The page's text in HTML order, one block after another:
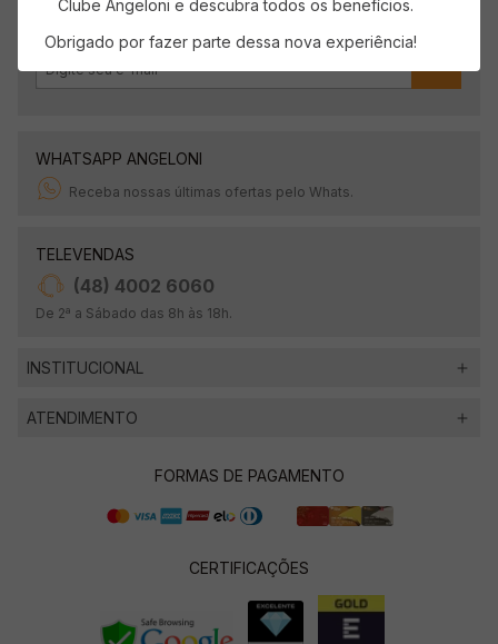
WHATSAPP ANGELONI
Receba nossas últimas ofertas pelo Whats.
TELEVENDAS
(48) 4002 6060
De 2ª a Sábado das 8h às 18h.
INSTITUCIONAL
ATENDIMENTO
FORMAS DE PAGAMENTO
CERTIFICAÇÕES
Clube Angeloni e descubra todos os benefícios.
Obrigado por fazer parte dessa nova experiência!